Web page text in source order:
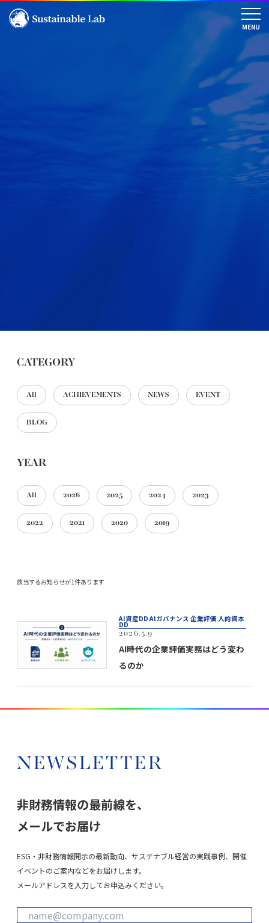
CATEGORY
All ACHIEVEMENTS NEWS EVENT
BLOG
YEAR
All 2026 2025 2024 2023
2022 2021 2020 2019
該当するお知らせが1件あります
AI資産DD AIガバナンス 企業評価 人的資本
DD
2026.5.9
AI時代の企業評価実務はどう変わ
るのか
NEWSLETTER
非財務情報の最前線を、
メールでお届け
ESG・非財務情報開示の最新動向、サステナブル経営の実践事例、開催
イベントのご案内などをお届けします。
メールアドレスを入力してお申込みください。